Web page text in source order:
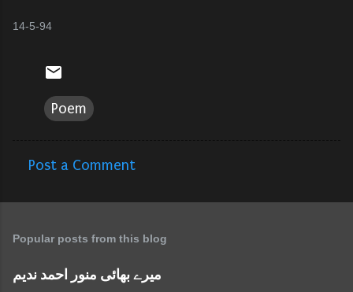
14-5-94
Poem
o
m
Post a Comment
Popular posts from this blog
میرے بھائی منور احمد ندیم